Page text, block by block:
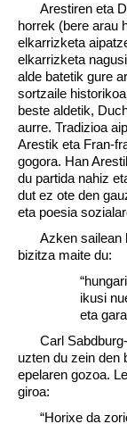
Arestiren eta
horrek (bere arau
elkarrizketa
elkarrizketa
alde batetik gure
sortzaile
beste aldetik,
aurre. Tradizioa
Arestik eta Fran-
gogora. Han
du partida nahiz
dut ez ote den
eta poesia
Azken sailean
bizitza maite du:
ikusi
eta
Carl
uzten du zein den
epelaren gozoa.
giroa:
“Horixe da